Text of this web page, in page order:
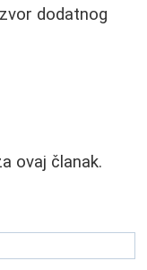
dodatnog
ovaj članak.